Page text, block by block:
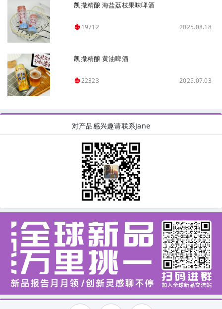
凯撒精酿 海盐荔枝果味啤酒
19712 2025.08.18
凯撒精酿 黄油啤酒
22323 2025.07.03
对产品感兴趣请联系Jane